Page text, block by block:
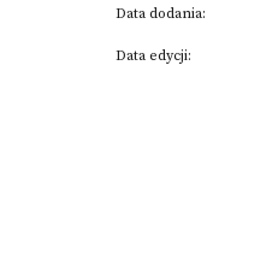
Data dodania:
Data edycji: